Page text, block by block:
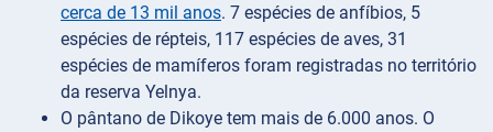
cerca de 13 mil anos. 7 espécies de anfíbios, 5
espécies de répteis, 117 espécies de aves, 31
espécies de mamíferos foram registradas no território
da reserva Yelnya.
O pântano de Dikoye tem mais de 6.000 anos. O